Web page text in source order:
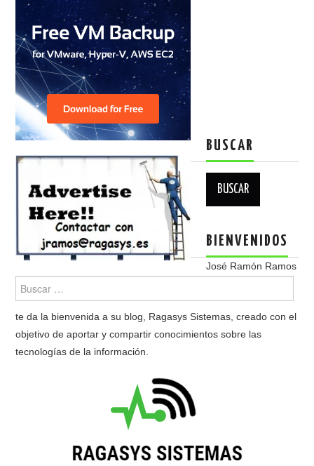
BUSCAR
BIENVENIDOS
José Ramón Ramos
te da la bienvenida a su blog, Ragasys Sistemas, creado con el
objetivo de aportar y compartir conocimientos sobre las
tecnologías de la información.